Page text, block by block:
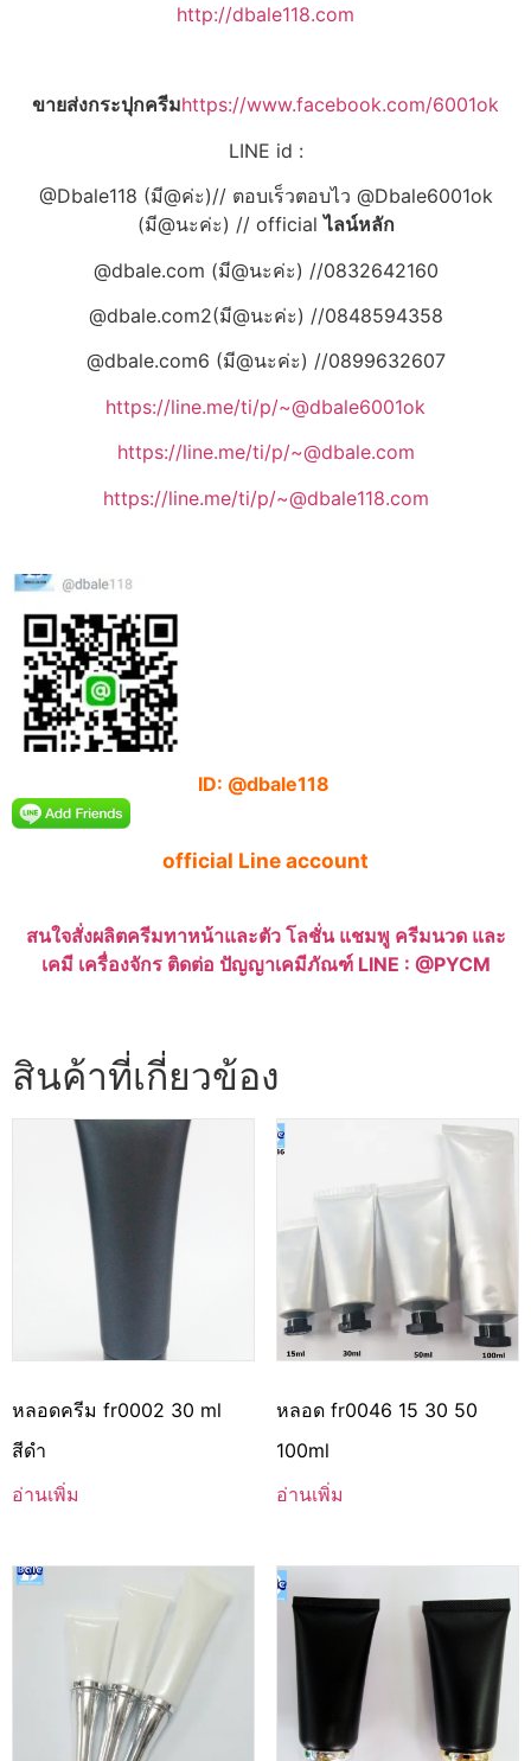
http://dbale118.com
ขายส่งกระปุกครีมhttps://www.facebook.com/6001ok
LINE id :
@Dbale118 (มี@ค่ะ)// ตอบเร็วตอบไว @Dbale6001ok
(มี@นะค่ะ) // officialไลน์หลัก
@dbale.com (มี@นะค่ะ) //0832642160
@dbale.com2(มี@นะค่ะ) //0848594358
@dbale.com6 (มี@นะค่ะ) //0899632607
https://line.me/ti/p/~@dbale6001ok
https://line.me/ti/p/~@dbale.com
https://line.me/ti/p/~@dbale118.com
ID: @dbale118
official Line account
สนใจสั่งผลิตครีมทาหน้าและตัว โลชั่น แชมพู ครีมนวด และ
เคมี เครื่องจักร ติดต่อ ปัญญาเคมีภัณฑ์ LINE : @PYCM
สินค้าที่เกี่ยวข้อง
หลอดครีม fr0002 30 ml
สีดำ
อ่านเพิ่ม
หลอด fr0046 15 30 50
100ml
อ่านเพิ่ม